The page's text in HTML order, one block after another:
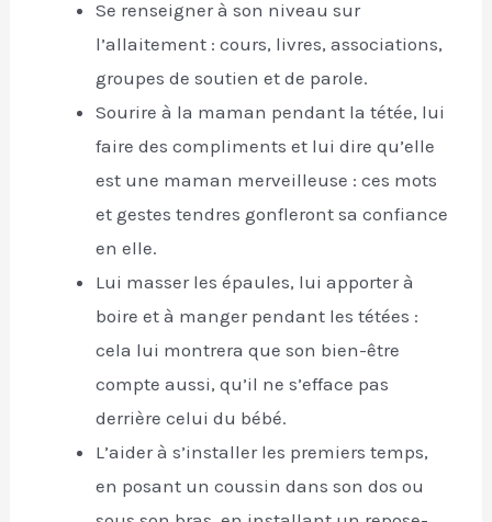
Se renseigner à son niveau sur
l’allaitement : cours, livres, associations,
groupes de soutien et de parole.
Sourire à la maman pendant la tétée, lui
faire des compliments et lui dire qu’elle
est une maman merveilleuse : ces mots
et gestes tendres gonfleront sa confiance
en elle.
Lui masser les épaules, lui apporter à
boire et à manger pendant les tétées :
cela lui montrera que son bien-être
compte aussi, qu’il ne s’efface pas
derrière celui du bébé.
L’aider à s’installer les premiers temps,
en posant un coussin dans son dos ou